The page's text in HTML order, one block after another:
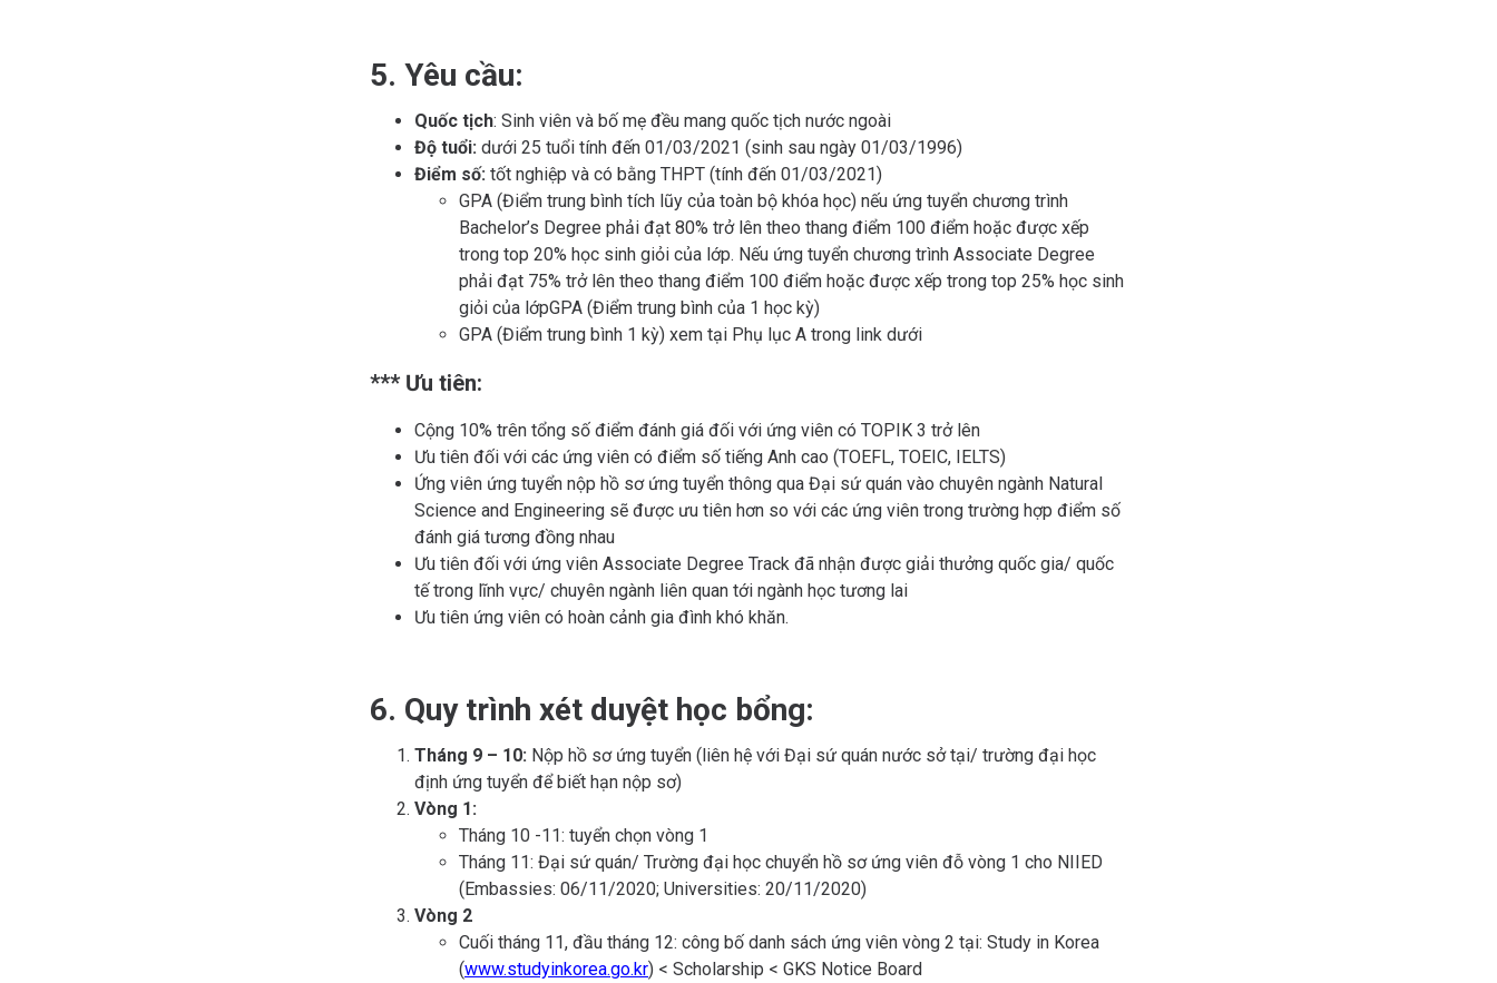
5. Yêu cầu:
Quốc tịch: Sinh viên và bố mẹ đều mang quốc tịch nước ngoài
Độ tuổi: dưới 25 tuổi tính đến 01/03/2021 (sinh sau ngày 01/03/1996)
Điểm số: tốt nghiệp và có bằng THPT (tính đến 01/03/2021)
GPA (Điểm trung bình tích lũy của toàn bộ khóa học) nếu ứng tuyển chương trình
Bachelor’s Degree phải đạt 80% trở lên theo thang điểm 100 điểm hoặc được xếp
trong top 20% học sinh giỏi của lớp. Nếu ứng tuyển chương trình Associate Degree
phải đạt 75% trở lên theo thang điểm 100 điểm hoặc được xếp trong top 25% học sinh
giỏi của lớpGPA (Điểm trung bình của 1 học kỳ)
GPA (Điểm trung bình 1 kỳ) xem tại Phụ lục A trong link dưới
*** Ưu tiên:
Cộng 10% trên tổng số điểm đánh giá đối với ứng viên có TOPIK 3 trở lên
Ưu tiên đối với các ứng viên có điểm số tiếng Anh cao (TOEFL, TOEIC, IELTS)
Ứng viên ứng tuyển nộp hồ sơ ứng tuyển thông qua Đại sứ quán vào chuyên ngành Natural
Science and Engineering sẽ được ưu tiên hơn so với các ứng viên trong trường hợp điểm số
đánh giá tương đồng nhau
Ưu tiên đối với ứng viên Associate Degree Track đã nhận được giải thưởng quốc gia/ quốc
tế trong lĩnh vực/ chuyên ngành liên quan tới ngành học tương lai
Ưu tiên ứng viên có hoàn cảnh gia đình khó khăn.
6. Quy trình xét duyệt học bổng:
Tháng 9 – 10: Nộp hồ sơ ứng tuyển (liên hệ với Đại sứ quán nước sở tại/ trường đại học
định ứng tuyển để biết hạn nộp sơ)
Vòng 1:
Tháng 10 -11: tuyển chọn vòng 1
Tháng 11: Đại sứ quán/ Trường đại học chuyển hồ sơ ứng viên đỗ vòng 1 cho NIIED
(Embassies: 06/11/2020; Universities: 20/11/2020)
Vòng 2
Cuối tháng 11, đầu tháng 12: công bố danh sách ứng viên vòng 2 tại: Study in Korea
(www.studyinkorea.go.kr) < Scholarship < GKS Notice Board